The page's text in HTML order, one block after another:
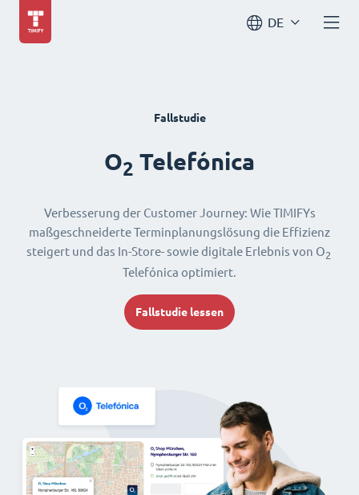
DE
Fallstudie
O2 Telefónica
Verbesserung der Customer Journey: Wie TIMIFYs
maßgeschneiderte Terminplanungslösung die Effizienz
steigert und das In-Store- sowie digitale Erlebnis von O2
Telefónica optimiert.
Fallstudie lessen